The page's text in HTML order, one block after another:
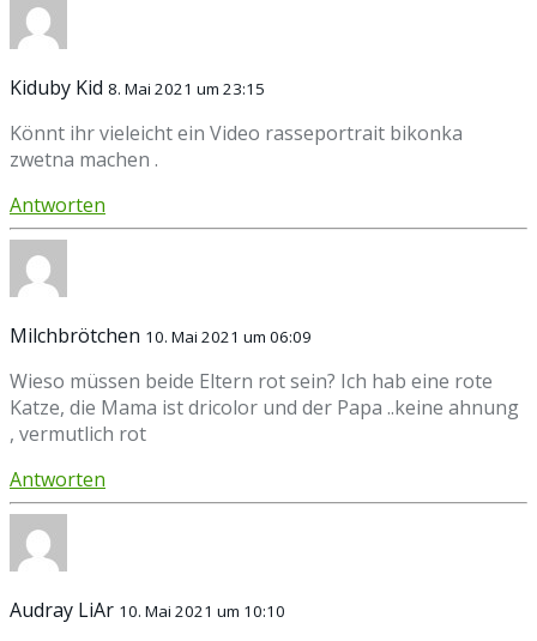
Kiduby Kid 8. Mai 2021 um 23:15
Könnt ihr vieleicht ein Video rasseportrait bikonka
zwetna machen .
Antworten
Milchbrötchen 10. Mai 2021 um 06:09
Wieso müssen beide Eltern rot sein? Ich hab eine rote
Katze, die Mama ist dricolor und der Papa ..keine ahnung
, vermutlich rot
Antworten
Audray LiAr 10. Mai 2021 um 10:10